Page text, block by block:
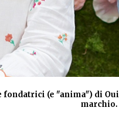
fondatrici (e "anima") di
marchio.